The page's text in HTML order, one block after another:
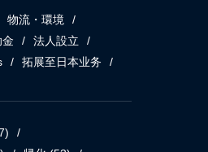
物流・環境
法人設立
拓展至日本业务